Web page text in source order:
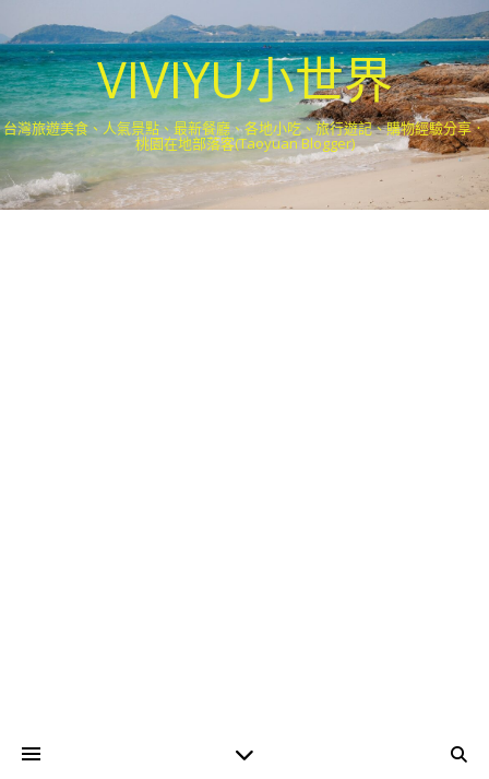
VIVIYU小世界
台灣旅遊美食、人氣景點、最新餐廳、各地小吃、旅行遊記、購物經驗分享．
桃園在地部落客(Taoyuan Blogger)